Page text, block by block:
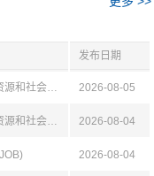
发布日期
北京市人力资源和社会保障局 2026-08-05
北京市人力资源和社会保障局 2026-08-04
2026-08-04